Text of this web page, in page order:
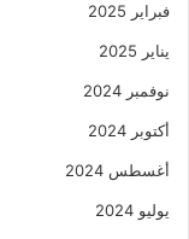
فبراير 2025
يناير 2025
نوفمبر 2024
أكتوبر 2024
أغسطس 2024
يوليو 2024